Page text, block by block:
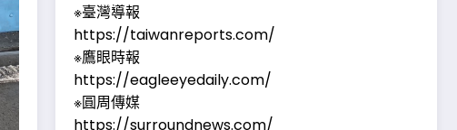
※臺灣導報
https://taiwanreports.com/
※鷹眼時報
https://eagleeyedaily.com/
※圓周傳媒
https://surroundnews.com/